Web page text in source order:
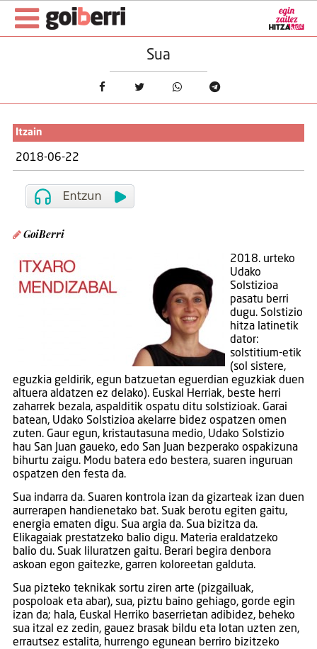
Sua
Itzain
2018-06-22
GoiBerri
2018. urteko
Udako
Solstizioa
pasatu berri
dugu. Solstizio
hitza latinetik
dator:
solstitium-etik
(sol sistere,
eguzkia geldirik, egun batzuetan eguerdian eguzkiak duen
altuera aldatzen ez delako). Euskal Herriak, beste herri
zaharrek bezala, aspalditik ospatu ditu solstizioak. Garai
batean, Udako Solstizioa akelarre bidez ospatzen omen
zuten. Gaur egun, kristautasuna medio, Udako Solstizio
hau San Juan gaueko, edo San Juan bezperako ospakizuna
bihurtu zaigu. Modu batera edo bestera, suaren inguruan
ospatzen den festa da.
Sua indarra da. Suaren kontrola izan da gizarteak izan duen
aurrerapen handienetako bat. Suak berotu egiten gaitu,
energia ematen digu. Sua argia da. Sua bizitza da.
Elikagaiak prestatzeko balio digu. Materia eraldatzeko
balio du. Suak liluratzen gaitu. Berari begira denbora
askoan egon gaitezke, garren koloreetan galduta.
Sua pizteko teknikak sortu ziren arte (pizgailuak,
pospoloak eta abar), sua, piztu baino gehiago, gorde egin
izan da; hala, Euskal Herriko baserrietan adibidez, beheko
sua itzal ez zedin, gauez brasak bildu eta lotan uzten zen,
errautsez estalita, hurrengo egunean berriro bizitzeko